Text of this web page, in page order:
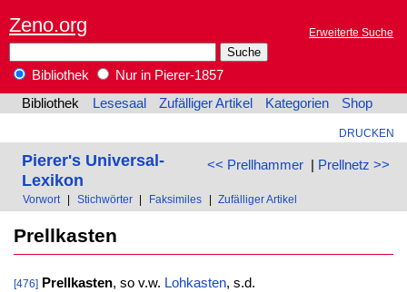
Zeno.org Erweiterte Suche
Bibliothek
Nur in Pierer-1857
Bibliothek
Lesesaal Zufälliger Artikel Kategorien Shop
DRUCKEN
<< Prellhammer| Prellnetz >>
Pierer's Universal-
Lexikon
Vorwort Stichwörter Faksimiles Zufälliger Artikel
Prellkasten
[476] Prellkasten, so v.w. Lohkasten, s.d.